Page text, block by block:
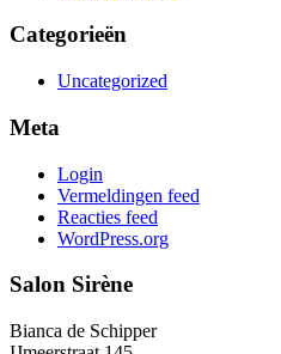
Categorieën
Uncategorized
Meta
Login
Vermeldingen feed
Reacties feed
WordPress.org
Salon Sirène
Bianca de Schipper